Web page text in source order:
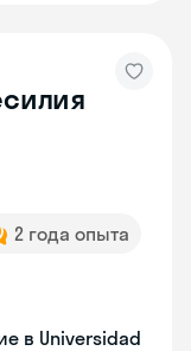
2 года опыта
в Universidad